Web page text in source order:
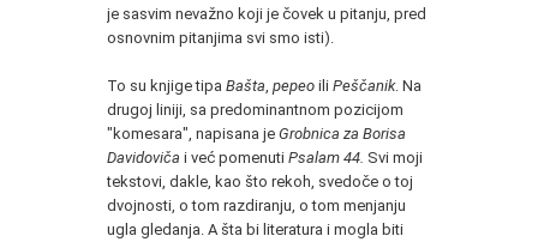
je sasvim nevažno koji je čovek u pitanju, pred
osnovnim pitanjima svi smo isti).
To su knjige tipa Bašta pepeo ili Peščanik. Na
drugoj liniji, sa predominantnom pozicijom
"komesara", napisana je Grobnica za Borisa
Davidoviča i već pomenuti Psalam 44. Svi moji
tekstovi, dakle, kao što rekoh, svedoče o toj
dvojnosti, o tom razdiranju, o tom menjanju
ugla gledanja. A šta bi literatura i mogla biti